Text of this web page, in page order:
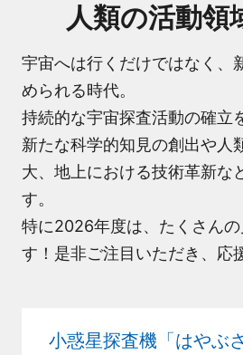
人類の活動領
宇宙へは行くだけではなく、
められる時代。
持続的な宇宙探査活動の確立
新たな科学的知見の創出や人
大、 地上における技術革新な
す。
特に2026年度は、 たくさん
す！ 是非ご注目いただき、 応
小惑星探査機「はやぶさ